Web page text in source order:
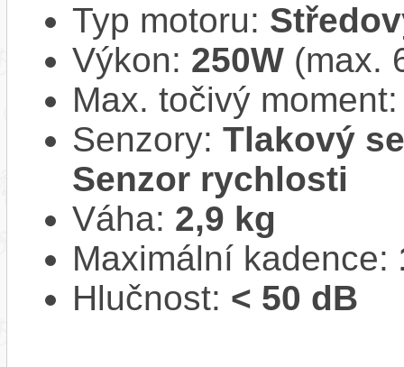
Typ motoru:
Výkon: 250W (max.
Max. točivý
Senzory: Tlakový
Senzor rychlosti
Váha: 2,9 kg
Maximální kadence:
Hlučnost: < 50 dB